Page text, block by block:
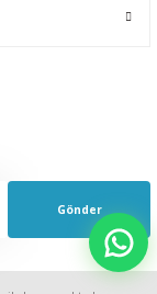
Gönder